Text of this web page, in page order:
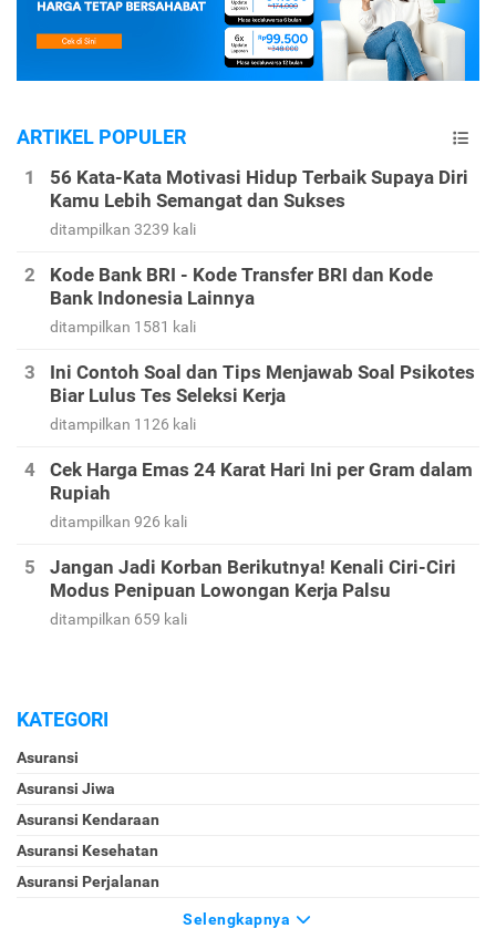
ARTIKEL POPULER
56 Kata-Kata Motivasi Hidup Terbaik Supaya Diri
Kamu Lebih Semangat dan Sukses
ditampilkan 3239 kali
Kode Bank BRI - Kode Transfer BRI dan Kode
Bank Indonesia Lainnya
ditampilkan 1581 kali
Ini Contoh Soal dan Tips Menjawab Soal Psikotes
Biar Lulus Tes Seleksi Kerja
ditampilkan 1126 kali
Cek Harga Emas 24 Karat Hari Ini per Gram dalam
Rupiah
ditampilkan 926 kali
Jangan Jadi Korban Berikutnya! Kenali Ciri-Ciri
Modus Penipuan Lowongan Kerja Palsu
ditampilkan 659 kali
KATEGORI
Asuransi
Asuransi Jiwa
Asuransi Kendaraan
Asuransi Kesehatan
Asuransi Perjalanan
Selengkapnya